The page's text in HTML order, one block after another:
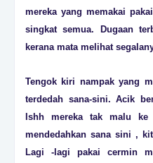
mereka yang memakai
singkat semua. Dugaan
kerana mata melihat
Tengok kiri nampak yang
terdedah sana-sini. Acik
Ishh mereka tak malu
mendedahkan sana sini ,
Lagi -lagi pakai cermin